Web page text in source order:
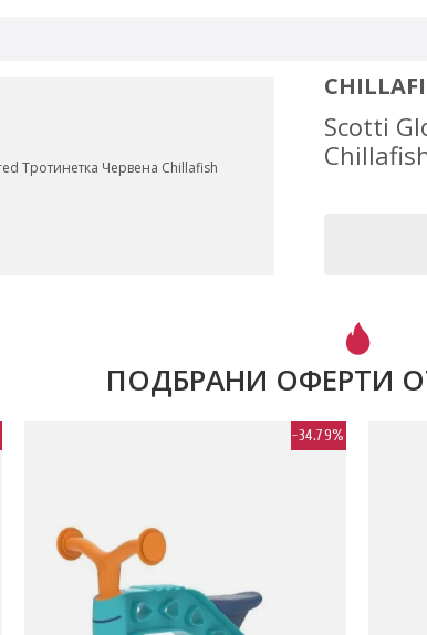
Scotti
ПОДБРАНИ ОФЕРТИ ОТ
-34.79%